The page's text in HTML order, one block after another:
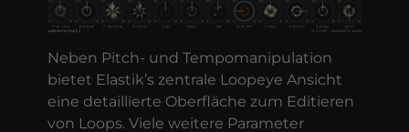
Neben Pitch- und Tempomanipulation
bietet Elastik’s zentrale Loopeye Ansicht
eine detaillierte Oberfläche zum Editieren
von Loops. Viele weitere Parameter